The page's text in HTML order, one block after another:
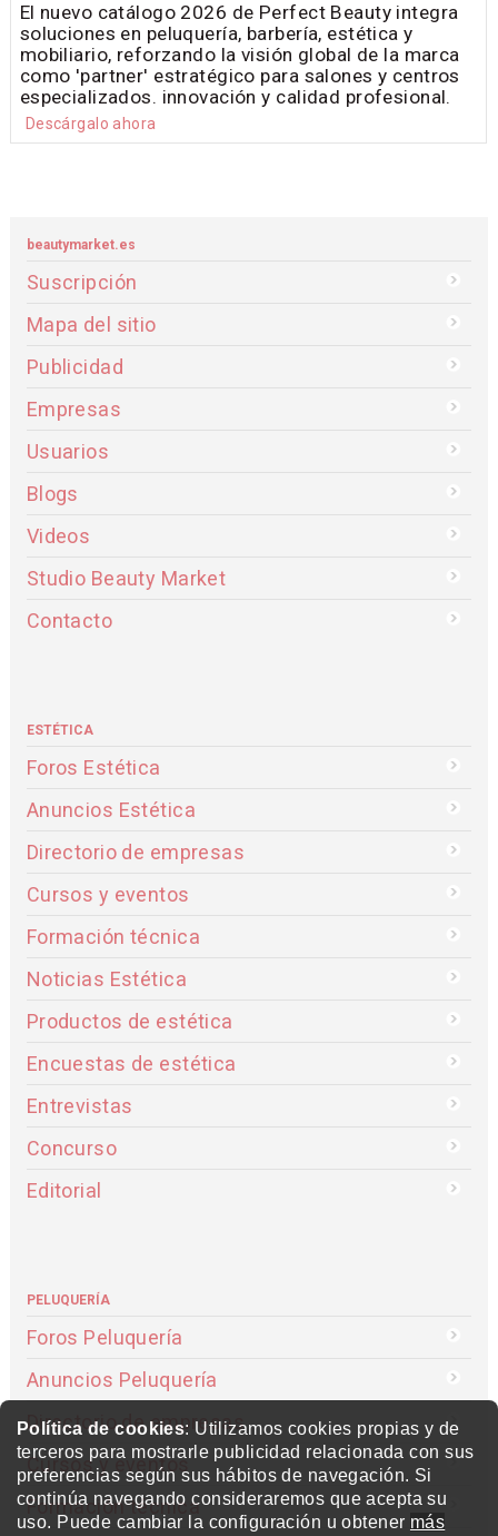
Política de cookies: Utilizamos cookies propias y de
terceros para mostrarle publicidad relacionada con sus
preferencias según sus hábitos de navegación. Si
continúa navegando consideraremos que acepta su
uso. Puede cambiar la configuración u obtener más
El nuevo catálogo 2026 de Perfect Beauty integra
soluciones en peluquería, barbería, estética y
mobiliario, reforzando la visión global de la marca
como 'partner' estratégico para salones y centros
especializados. innovación y calidad profesional.
Descárgalo ahora
beautymarket.es
Suscripción
Mapa del sitio
Publicidad
Empresas
Usuarios
Blogs
Videos
Studio Beauty Market
Contacto
ESTÉTICA
Foros Estética
Anuncios Estética
Directorio de empresas
Cursos y eventos
Formación técnica
Noticias Estética
Productos de estética
Encuestas de estética
Entrevistas
Concurso
Editorial
PELUQUERÍA
Foros Peluquería
Anuncios Peluquería
Directorio de empresas
Cursos y eventos
Formación técnica